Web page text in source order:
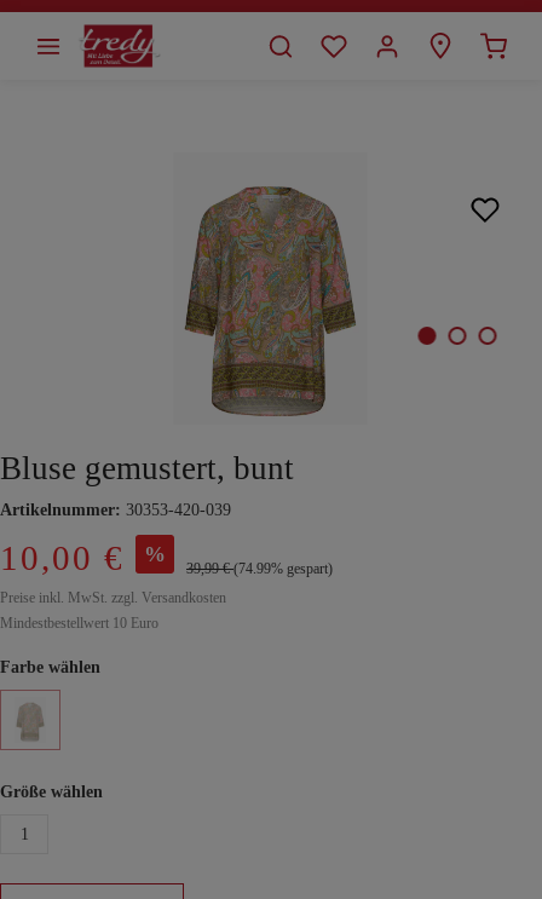
springen
Bluse gemustert, bunt
Artikelnummer: 30353-420-039
10,00 € %
39,99 €(74.99% gespart)
Preise inkl. MwSt. zzgl. Versandkosten
Mindestbestellwert 10 Euro
Farbe wählen
Größe wählen
1